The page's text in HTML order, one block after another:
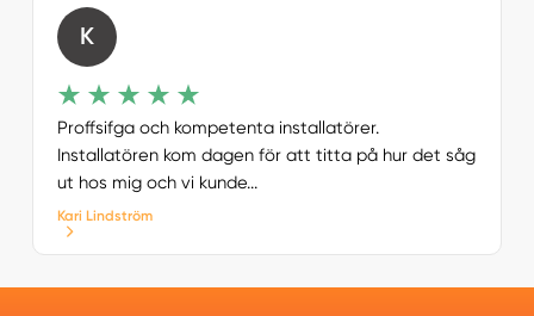
K
Proffsifga och kompetenta installatörer.
Installatören kom dagen för att titta på hur det såg
ut hos mig och vi kunde...
Kari Lindström